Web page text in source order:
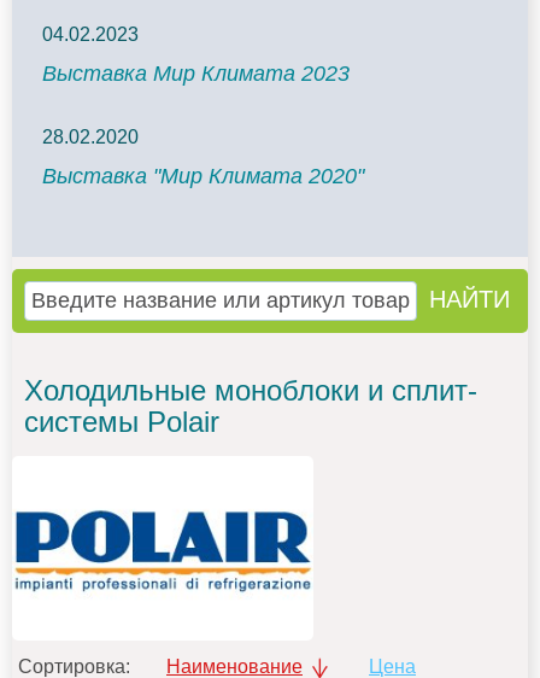
04.02.2023
Выставка Мир Климата 2023
28.02.2020
Выставка "Мир Климата 2020"
Холодильные моноблоки и сплит-
системы Polair
Сортировка: Наименование
Цена